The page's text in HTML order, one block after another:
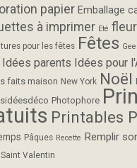
papier Emballage
à imprimer Eté
pour les fêtes Fêtes
Idées parents Idées pour
faits maison New York Noël
Photophore
Printables
Pâques Recette Remplir
Saint Valentin